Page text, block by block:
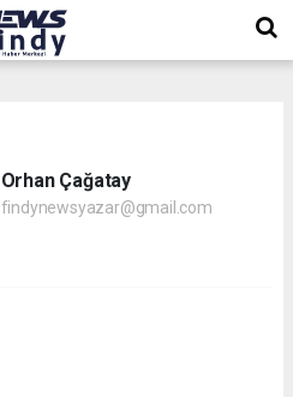
Orhan Çağatay
findynewsyazar@gmail.com